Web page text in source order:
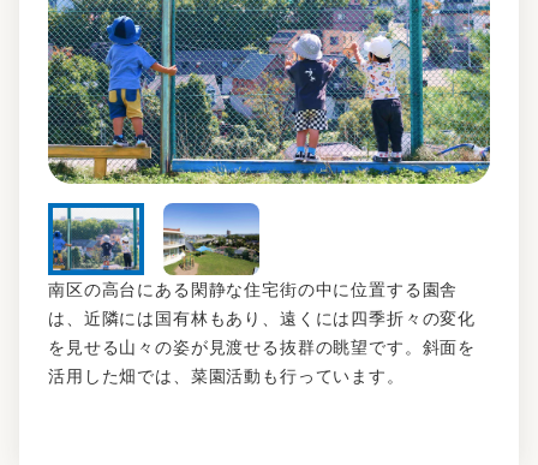
南区の高台にある閑静な住宅街の中に位置する園舎
は、近隣には国有林もあり、遠くには四季折々の変化
を見せる山々の姿が見渡せる抜群の眺望です。斜面を
活用した畑では、菜園活動も行っています。